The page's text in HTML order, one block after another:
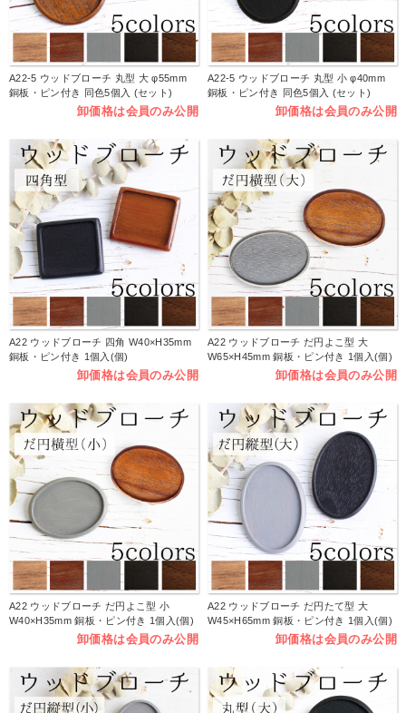
A22-5 ウッドブローチ 丸型 大 φ55mm
銅板・ピン付き 同色5個入 (セット)
卸価格は会員のみ公開
A22-5 ウッドブローチ 丸型 小 φ40mm
銅板・ピン付き 同色5個入 (セット)
卸価格は会員のみ公開
A22 ウッドブローチ 四角 W40×H35mm
銅板・ピン付き 1個入(個)
卸価格は会員のみ公開
A22 ウッドブローチ だ円よこ型 大
W65×H45mm 銅板・ピン付き 1個入(個)
卸価格は会員のみ公開
A22 ウッドブローチ だ円よこ型 小
W40×H35mm 銅板・ピン付き 1個入(個)
卸価格は会員のみ公開
A22 ウッドブローチ だ円たて型 大
W45×H65mm 銅板・ピン付き 1個入(個)
卸価格は会員のみ公開